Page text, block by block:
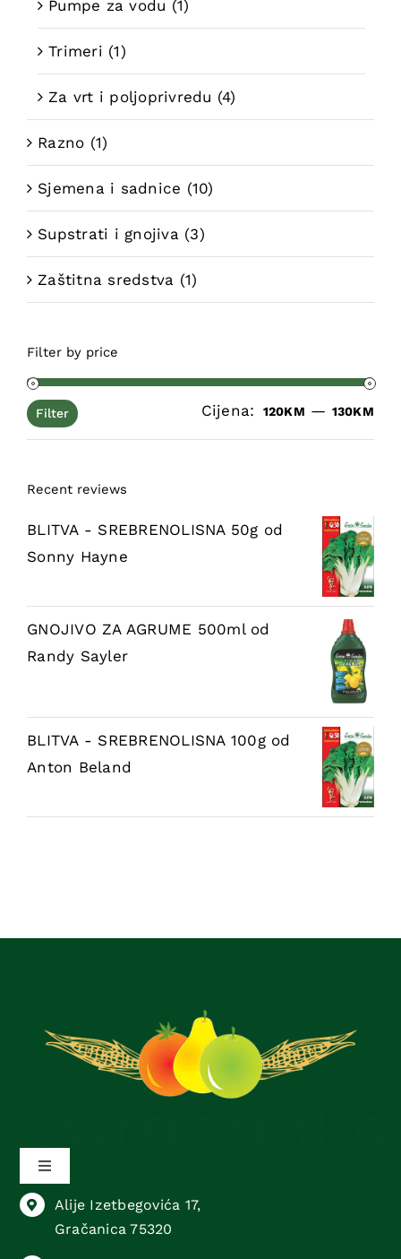
Pumpe za vodu (1)
Trimeri (1)
Za vrt i poljoprivredu (4)
Razno (1)
Sjemena i sadnice (10)
Supstrati i gnojiva (3)
Zaštitna sredstva (1)
Filter by price
Filter Cijena: 120KM — 130KM
Recent reviews
BLITVA - SREBRENOLISNA 50g od
Sonny Hayne
GNOJIVO ZA AGRUME 500ml od
Randy Sayler
BLITVA - SREBRENOLISNA 100g od
Anton Beland
Toggle
Navigation
Sektor animalne proizvodnje
Alije Izetbegovića 17,
Gračanica 75320